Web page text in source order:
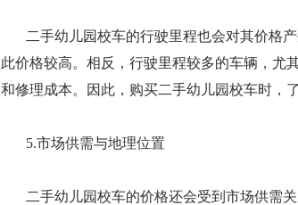
二手幼儿园校车的行驶里程也会对其价格
此价格较高。相反，行驶里程较多的车辆，尤
和修理成本。因此，购买二手幼儿园校车时，
5.市场供需与地理位置
二手幼儿园校车的价格还会受到市场供需